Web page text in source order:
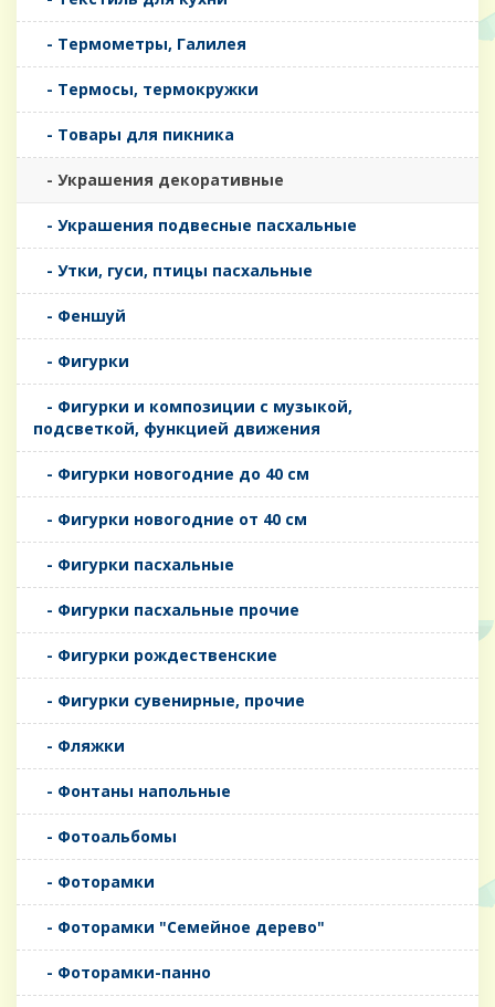
- Термометры, Галилея
- Термосы, термокружки
- Товары для пикника
- Украшения декоративные
- Украшения подвесные пасхальные
- Утки, гуси, птицы пасхальные
- Феншуй
- Фигурки
- Фигурки и композиции с музыкой,
подсветкой, функцией движения
- Фигурки новогодние до 40 см
- Фигурки новогодние от 40 см
- Фигурки пасхальные
- Фигурки пасхальные прочие
- Фигурки рождественские
- Фигурки сувенирные, прочие
- Фляжки
- Фонтаны напольные
- Фотоальбомы
- Фоторамки
- Фоторамки "Семейное дерево"
- Фоторамки-панно